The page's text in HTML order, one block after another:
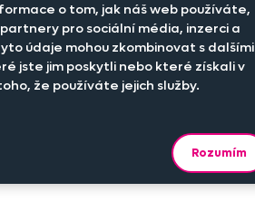
o tom, jak náš web používáte,
pro sociální média, inzerci a
údaje mohou zkombinovat s dalšími
jste jim poskytli nebo které získali v
že používáte jejich služby.
Rozumím